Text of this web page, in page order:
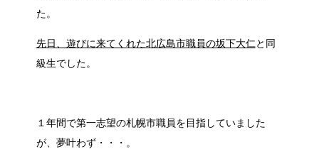
た。
先日、遊びに来てくれた北広島市職員の坂下大仁と同
級生でした。
１年間で第一志望の札幌市職員を目指していました
が、夢叶わず・・・。